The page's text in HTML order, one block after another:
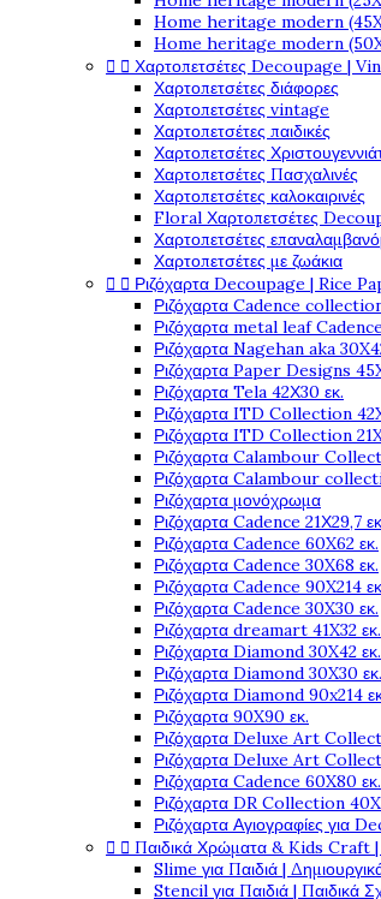
Home heritage modern
Home heritage modern
  Χαρτοπετσέτες Decoupage |
Χαρτοπετσέτες διάφορες
Χαρτοπετσέτες vintage
Χαρτοπετσέτες παιδικές
Χαρτοπετσέτες
Χαρτοπετσέτες Πασχαλινές
Χαρτοπετσέτες καλοκαιρινές
Floral Χαρτοπετσέτες
Χαρτοπετσέτες
Χαρτοπετσέτες με ζωάκια
  Ριζόχαρτα Decoupage | Rice
Ριζόχαρτα Cadence
Ριζόχαρτα metal leaf
Ριζόχαρτα Nagehan aka
Ριζόχαρτα Paper Designs
Ριζόχαρτα Tela 42Χ30 εκ.
Ριζόχαρτα ITD Collection
Ριζόχαρτα ITD Collection
Ριζόχαρτα Calambour
Ριζόχαρτα Calambour
Ριζόχαρτα μονόχρωμα
Ριζόχαρτα Cadence 21Χ29,7 εκ
Ριζόχαρτα Cadence 60X62 εκ.
Ριζόχαρτα Cadence 30X68 εκ.
Ριζόχαρτα Cadence 90X214
Ριζόχαρτα Cadence 30X30 εκ.
Ριζόχαρτα dreamart 41X32 εκ.
Ριζόχαρτα Diamond 30X42 εκ.
Ριζόχαρτα Diamond 30X30 εκ.
Ριζόχαρτα Diamond 90x214
Ριζόχαρτα 90X90 εκ.
Ριζόχαρτα Deluxe Art
Ριζόχαρτα Deluxe Art
Ριζόχαρτα Cadence 60X80 εκ.
Ριζόχαρτα DR Collection
Ριζόχαρτα Αγιογραφίες για
  Παιδικά Χρώματα & Kids Craft |
Slime για Παιδιά |
Stencil για Παιδιά | Παιδικά